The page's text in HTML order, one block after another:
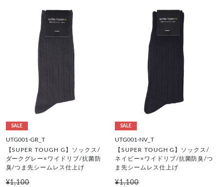
SALE
UTG001-GR_T
【SUPER TOUGH G】ソックス/
ダークグレー×ワイドリブ/抗菌防
臭/つま先シームレス仕上げ
¥1,100
SALE
UTG001-NV_T
【SUPER TOUGH G】ソックス/
ネイビー×ワイドリブ/抗菌防臭/つ
ま先シームレス仕上げ
¥1,100